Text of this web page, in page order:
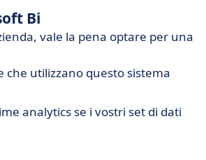
Bi
vale la pena optare per una
utilizzano questo sistema
analytics se i vostri set di dati